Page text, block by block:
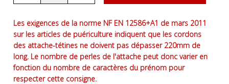
Les exigences de la norme NF EN 12586+A1 de mars 2011
sur les articles de puériculture indiquent que les cordons
des attache-tétines ne doivent pas dépasser 220mm de
long. Le nombre de perles de l'attache peut donc varier en
fonction du nombre de caractères du prénom pour
respecter cette consigne.